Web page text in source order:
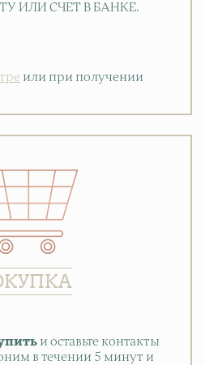
ИЛИ СЧЕТ В БАНКЕ.
или при получении
и оставьте контакты
в течении 5 минут и